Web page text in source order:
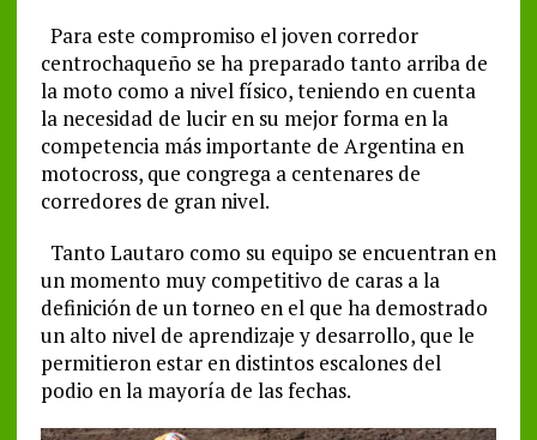
Para este compromiso el joven corredor
centrochaqueño se ha preparado tanto arriba de
la moto como a nivel físico, teniendo en cuenta
la necesidad de lucir en su mejor forma en la
competencia más importante de Argentina en
motocross, que congrega a centenares de
corredores de gran nivel.
Tanto Lautaro como su equipo se encuentran en
un momento muy competitivo de caras a la
definición de un torneo en el que ha demostrado
un alto nivel de aprendizaje y desarrollo, que le
permitieron estar en distintos escalones del
podio en la mayoría de las fechas.